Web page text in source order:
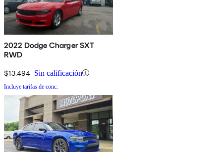
2022 Dodge Charger SXT
RWD
$13,494 Sin calificación
Incluye tarifas de conc.